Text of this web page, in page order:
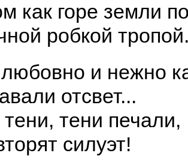
как горе земли
робкой
и нежно
отсвет...
тени печали,
силуэт!